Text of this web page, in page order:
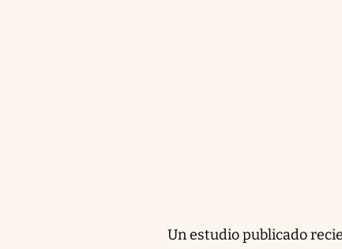
Un estudio publicado